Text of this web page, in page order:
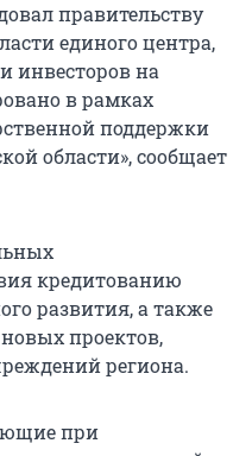
правительству
единого центра,
инвесторов на
в рамках
поддержки
области», сообщает
кредитованию
развития, а также
проектов,
региона.
при